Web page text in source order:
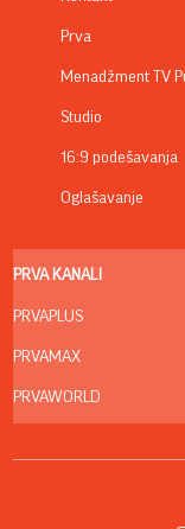
Prva
Menadžment TV
Studio
16:9 podešavanja
Oglašavanje
PRVA KANALI
PRVAPLUS
PRVAMAX
PRVAWORLD